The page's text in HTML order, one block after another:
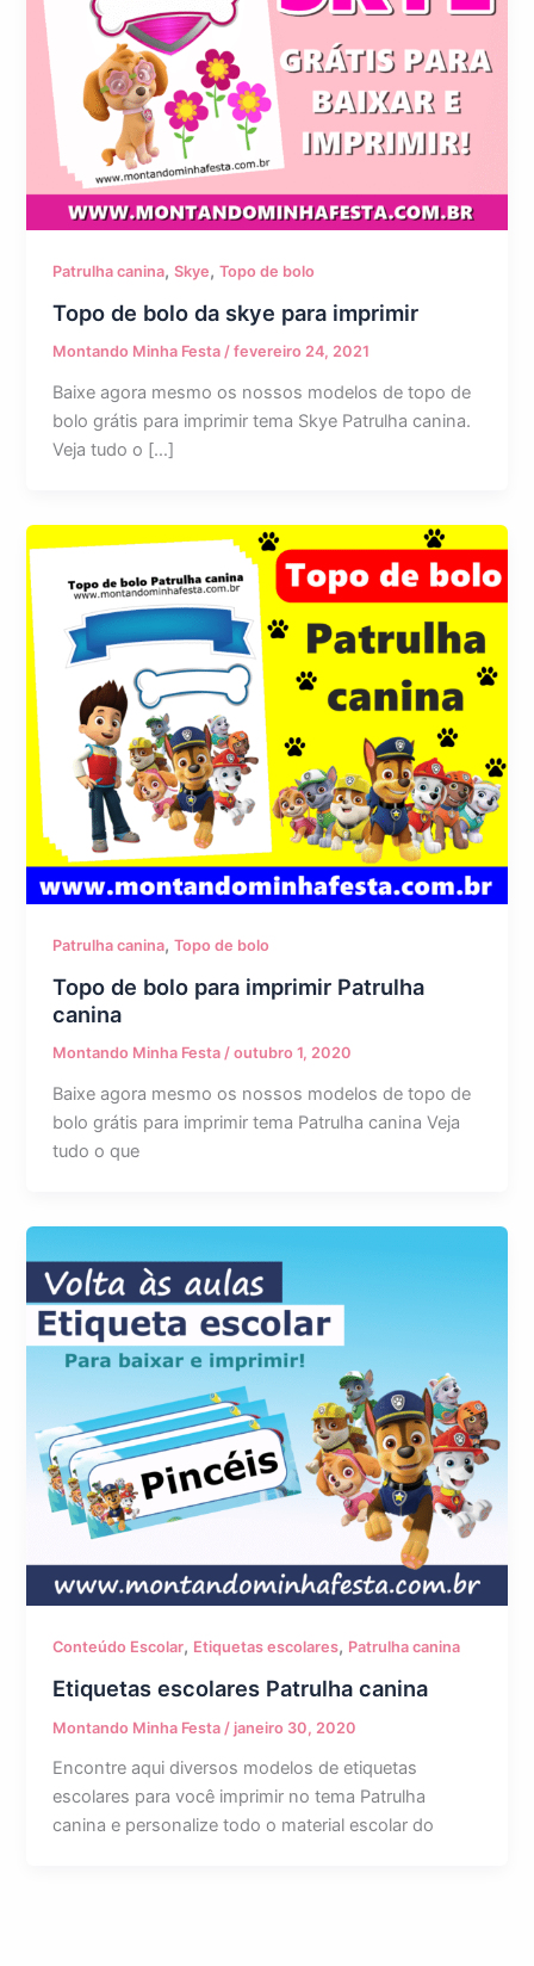
Patrulha canina,Skye,Topo de bolo
Topo de bolo da skye para imprimir
Montando Minha Festa/fevereiro 24, 2021
Baixe agora mesmo os nossos modelos de topo de
bolo grátis para imprimir tema Skye Patrulha canina.
Veja tudo o […]
Patrulha canina,Topo de bolo
Topo de bolo para imprimir Patrulha
canina
Montando Minha Festa/outubro 1, 2020
Baixe agora mesmo os nossos modelos de topo de
bolo grátis para imprimir tema Patrulha canina Veja
tudo o que
Conteúdo Escolar, Etiquetas escolares, Patrulha canina
Etiquetas escolares Patrulha canina
Montando Minha Festa / janeiro 30, 2020
Encontre aqui diversos modelos de etiquetas
escolares para você imprimir no tema Patrulha
canina e personalize todo o material escolar do